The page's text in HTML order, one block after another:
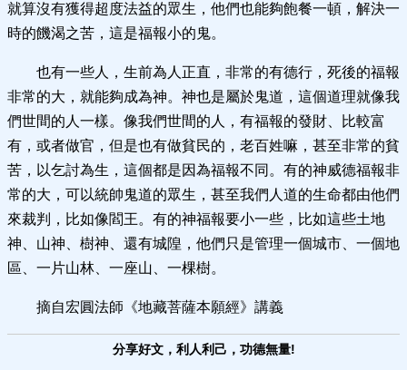
就算沒有獲得超度法益的眾生，他們也能夠飽餐一頓，解決一
時的饑渴之苦，這是福報小的鬼。
也有一些人，生前為人正直，非常的有德行，死後的福報
非常的大，就能夠成為神。神也是屬於鬼道，這個道理就像我
們世間的人一樣。像我們世間的人，有福報的發財、比較富
有，或者做官，但是也有做貧民的，老百姓嘛，甚至非常的貧
苦，以乞討為生，這個都是因為福報不同。有的神威德福報非
常的大，可以統帥鬼道的眾生，甚至我們人道的生命都由他們
來裁判，比如像閻王。有的神福報要小一些，比如這些土地
神、山神、樹神、還有城隍，他們只是管理一個城市、一個地
區、一片山林、一座山、一棵樹。
摘自宏圓法師《地藏菩薩本願經》講義
分享好文，利人利己，功德無量!